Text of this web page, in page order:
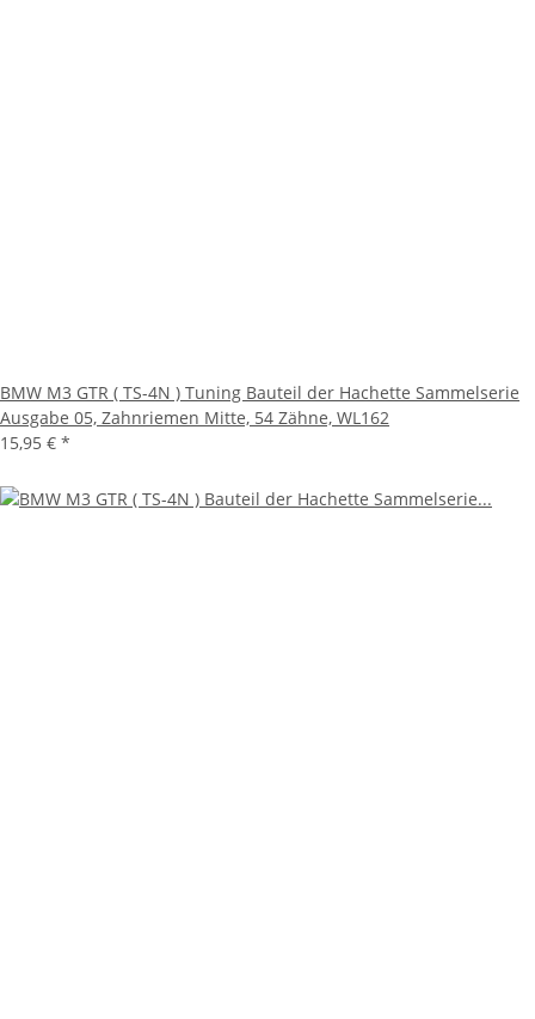
BMW M3 GTR ( TS-4N ) Tuning Bauteil der Hachette Sammelserie
Ausgabe 05, Zahnriemen Mitte, 54 Zähne, WL162
15,95 € *